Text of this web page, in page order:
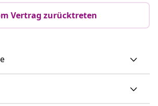
Vertrag zurücktreten